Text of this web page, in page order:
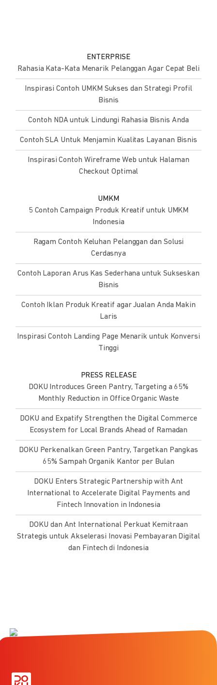
ENTERPRISE
Rahasia Kata-Kata Menarik Pelanggan Agar Cepat Beli
Inspirasi Contoh UMKM Sukses dan Strategi Profil
Bisnis
Contoh NDA untuk Lindungi Rahasia Bisnis Anda
Contoh SLA Untuk Menjamin Kualitas Layanan Bisnis
Inspirasi Contoh Wireframe Web untuk Halaman
Checkout Optimal
UMKM
5 Contoh Campaign Produk Kreatif untuk UMKM
Indonesia
Ragam Contoh Keluhan Pelanggan dan Solusi
Cerdasnya
Contoh Laporan Arus Kas Sederhana untuk Sukseskan
Bisnis
Contoh Iklan Produk Kreatif agar Jualan Anda Makin
Laris
Inspirasi Contoh Landing Page Menarik untuk Konversi
Tinggi
PRESS RELEASE
DOKU Introduces Green Pantry, Targeting a 65%
Monthly Reduction in Office Organic Waste
DOKU and Expatify Strengthen the Digital Commerce
Ecosystem for Local Brands Ahead of Ramadan
DOKU Perkenalkan Green Pantry, Targetkan Pangkas
65% Sampah Organik Kantor per Bulan
DOKU Enters Strategic Partnership with Ant
International to Accelerate Digital Payments and
Fintech Innovation in Indonesia
DOKU dan Ant International Perkuat Kemitraan
Strategis untuk Akselerasi Inovasi Pembayaran Digital
dan Fintech di Indonesia